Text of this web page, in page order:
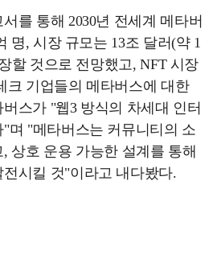
를 통해 2030년 전세계 메타버
명, 시장 규모는 13조 달러(약 1
할 것으로 전망했고, NFT 시장
크 기업들의 메타버스에 대한
스가 "웹3 방식의 차세대 인터
며 "메타버스는 커뮤니티의 소
상호 운용 가능한 설계를 통해
시킬 것"이라고 내다봤다.